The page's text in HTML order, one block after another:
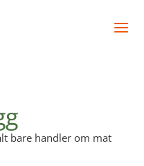
bare handler om mat